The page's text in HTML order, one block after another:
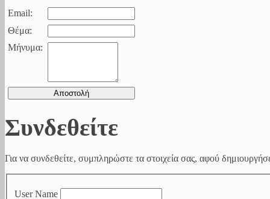
Email:
Θέμα:
Μήνυμα:
Συνδεθείτε
Για να συνδεθείτε, συμπληρώστε τα στοιχεία σας, αφού
User Name